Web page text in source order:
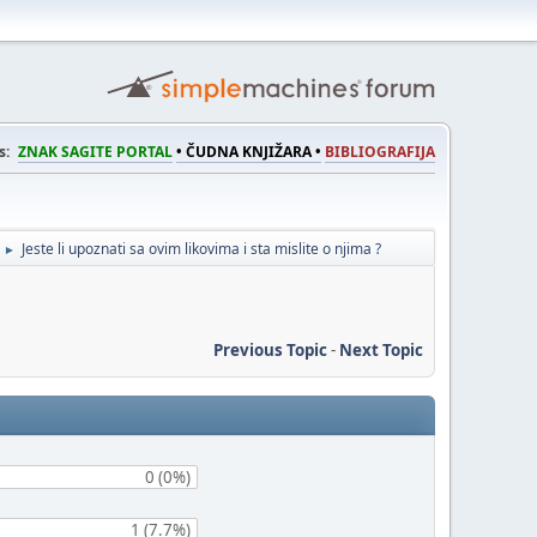
ZNAK SAGITE PORTAL• ČUDNA KNJIŽARA • BIBLIOGRAFIJA
► Jeste li upoznati sa ovim likovima i sta mislite o njima ?
Previous Topic- Next Topic
0 (0%)
1 (7.7%)